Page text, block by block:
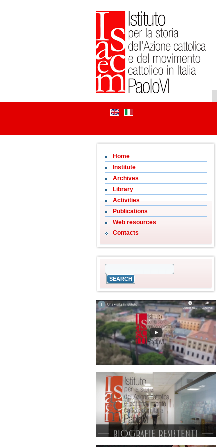
Home
Institute
Archives
Library
Activities
Publications
Web resources
Contacts